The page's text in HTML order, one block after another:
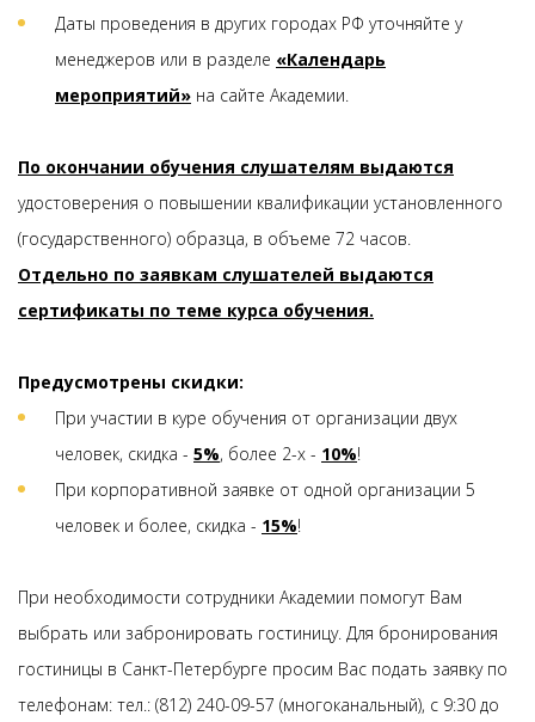
Даты проведения в других городах РФ уточняйте у
менеджеров или в разделе «Календарь
мероприятий» на сайте Академии.
По окончании обучения слушателям выдаются
удостоверения о повышении квалификации установленного
(государственного) образца, в объеме 72 часов.
Отдельно по заявкам слушателей выдаются
сертификаты по теме курса обучения.
Предусмотрены скидки:
При участии в куре обучения от организации двух
человек, скидка - 5%, более 2-х - 10%!
При корпоративной заявке от одной организации 5
человек и более, скидка - 15%!
При необходимости сотрудники Академии помогут Вам
выбрать или забронировать гостиницу. Для бронирования
гостиницы в Санкт-Петербурге просим Вас подать заявку по
телефонам: тел.: (812) 240-09-57 (многоканальный), с 9:30 до